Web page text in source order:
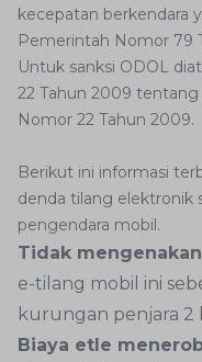
kecepatan berkendara
Pemerintah Nomor 79
Untuk sanksi ODOL
22 Tahun 2009
Nomor 22 Tahun 2009.
Berikut ini informasi
denda tilang elektronik
pengendara mobil.
Tidak
e-tilang mobil ini
kurungan penjara 2
Biaya etle